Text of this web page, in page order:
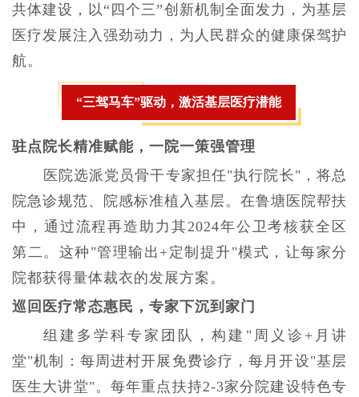
共体建设，以“四个三”创新机制全面发力，为基层
医疗发展注入强劲动力，为人民群众的健康保驾护
航。
“三驾马车”驱动，激活基层医疗潜能
驻点院长精准赋能，一院一策强管理
医院选派党员骨干专家担任"执行院长"，将总
院急诊规范、院感标准植入基层。在鲁塘医院帮扶
中，通过流程再造助力其2024年公卫考核获全区
第二。这种"管理输出+定制提升"模式，让每家分
院都获得量体裁衣的发展方案。
巡回医疗常态惠民，专家下沉到家门
组建多学科专家团队，构建"周义诊+月讲
堂"机制：每周进村开展免费诊疗，每月开设"基层
医生大讲堂"。每年重点扶持2-3家分院建设特色专